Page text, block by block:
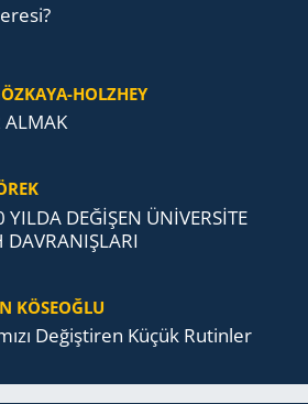
HOLZHEY
ALMAK
YILDA DEĞİŞEN ÜNİVERSİTE
DAVRANIŞLARI
KÖSEOĞLU
De­ğiş­ti­ren Küçük Ru­tin­ler